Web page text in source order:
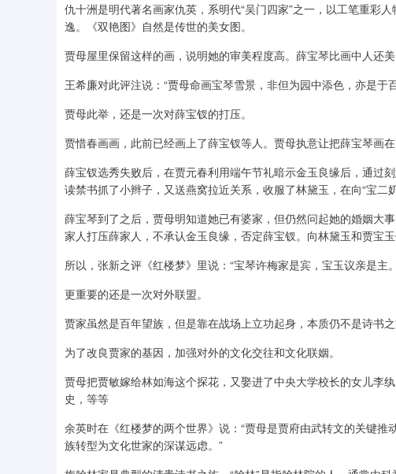
仇十洲是明代著名画家仇英，系明代“吴门四家”之一，以工笔重彩
逸。《双艳图》自然是传世的美女图。
贾母屋里保留这样的画，说明她的审美程度高。薛宝琴比画中人还
王希廉对此评注说：“贾母命画宝琴雪景，非但为园中添色，亦是于
贾母此举，还是一次对薛宝钗的打压。
贾惜春画画，此前已经画上了薛宝钗等人。贾母执意让把薛宝琴画
薛宝钗选秀失败后，在贾元春利用端午节礼暗示金玉良缘后，通过
读禁书抓了小辫子，又送燕窝拉近关系，收服了林黛玉，在向“宝二
薛宝琴到了之后，贾母明知道她已有婆家，但仍然问起她的婚姻大
家人打压薛家人，不承认金玉良缘，否定薛宝钗。向林黛玉和贾宝
所以，张新之评《红楼梦》里说：“宝琴许梅家是宾，宝玉议亲是主
更重要的还是一次对外联盟。
贾家虽然是百年望族，但是靠在战场上立功起身，本质仍不是诗书之
为了改良贾家的基因，加强对外的文化交往和文化联姻。
贾母把贾敏嫁给林如海这个探花，又娶进了中央大学校长的女儿李
史，等等
余英时在《红楼梦的两个世界》说：“贾母是贾府由武转文的关键
族转型为文化世家的深谋远虑。”